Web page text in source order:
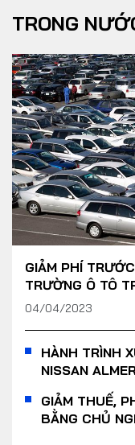
TRONG
GIẢM PHÍ
TRƯỜNG Ô TÔ
04/04/2023
HÀNH TRÌNH
NISSAN
GIẢM THUẾ,
BẰNG CHỦ